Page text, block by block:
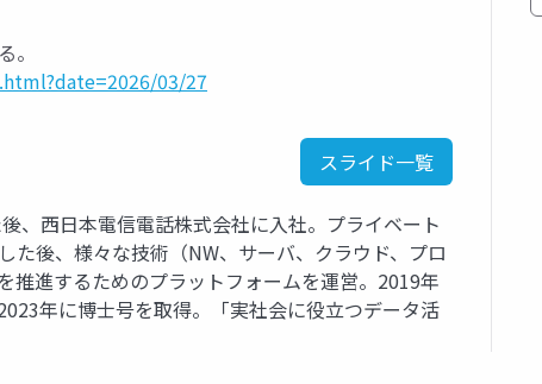
。
03/27
スライド一覧
、西日本電信電話株式会社に入社。プライベート
た後、様々な技術（NW、サーバ、クラウド、プロ
推進するためのプラットフォームを運営。2019年
年に博士号を取得。「実社会に役立つデータ活